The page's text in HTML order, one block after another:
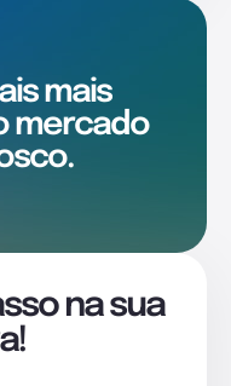
mais
mercado
na sua